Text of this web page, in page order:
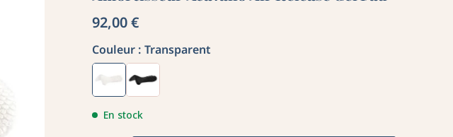
92,00 €
Couleur : Transparent
En stock